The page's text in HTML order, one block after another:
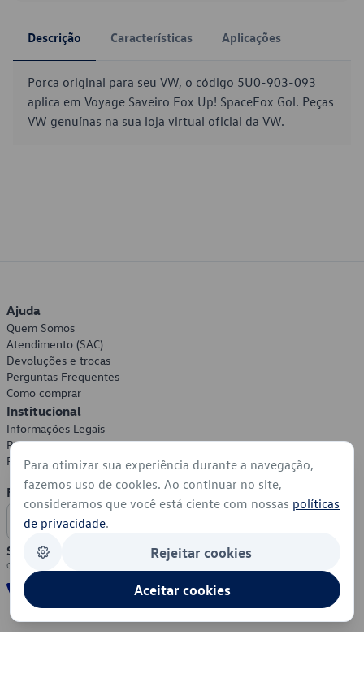
Descrição Características Aplicações
Porca original para seu VW, o código 5U0-903-093
aplica em Voyage Saveiro Fox Up! SpaceFox Gol. Peças
VW genuínas na sua loja virtual oficial da VW.
Ajuda
Quem Somos
Atendimento (SAC)
Devoluções e trocas
Perguntas Frequentes
Como comprar
Institucional
Informações Legais
Política de Privacidade
Política de Cookies
Formas de Pagamento
Segurança
Para otimizar sua experiência durante a navegação,
fazemos uso de cookies. Ao continuar no site,
consideramos que você está ciente com nossas políticas
de privacidade.
Rejeitar cookies
Aceitar cookies